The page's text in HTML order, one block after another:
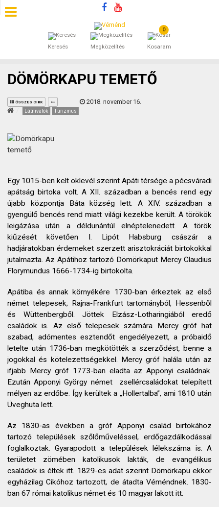
Keresés Megközelítés
0
Kosaram
SZÁLLÁSOK
ÁLTALÁNOS SZERZŐDÉSI FELTÉTELEK
KINCSES BARANYA VÉMÉND
KAPCSOLAT
DÖMÖRKAPU TEMETŐ
ÖSSZES CIKK 2018. november 16.
Látnivalók Turizmus
Egy 1015-ben kelt oklevél szerint Apáti térsége a pécsváradi
apátság birtoka volt. A XII. században a bencés rend egy
újabb központja Báta község lett. A XIV. században a
gyengülő bencés rend miatt világi kezekbe került. A törökök
leigázása után a déldunántúl elnéptelenedett. A török
kiűzését követően I. Lipót Habsburg császár a
hadjáratokban érdemeket szerzett arisztokráciát birtokokkal
jutalmazta. Az Apátihoz tartozó Dömörkaput Mercy Claudius
Florymundus 1666-1734-ig birtokolta.
Apátiba és annak környékére 1730-ban érkeztek az első
német telepesek, Rajna-Frankfurt tartományból, Hessenből
és Wüttenbergből. Jöttek Elzász-Lotharingiából eredő
családok is. Az első telepesek számára Mercy gróf hat
szabad, adómentes esztendőt engedélyezett, a próbaidő
letelte után 1736-ban megkötötték a szerződést, benne a
jogokkal és kötelezettségekkel. Mercy gróf halála után az
ifjabb Mercy gróf 1773-ban eladta az Apponyi családnak.
Ezután Apponyi György német zsellércsaládokat telepített
mélyen az erdőbe. Így kerültek a „Hollertalba”, ami 1810 után
Üveghuta lett.
Az 1830-as években a gróf Apponyi család birtokához
tartozó települések szőlőműveléssel, erdőgazdálkodással
foglalkoztak. Gyarapodott a települések lélekszáma is. A
területet zömében katolikusok lakták, de evangélikus
családok is éltek itt. 1829-es adat szerint Dömörkapu ekkor
egyházilag Cikóhoz tartozott, de átadta Véméndnek. 1830-
ban 67 római katolikus német és 10 magyar lakott itt.